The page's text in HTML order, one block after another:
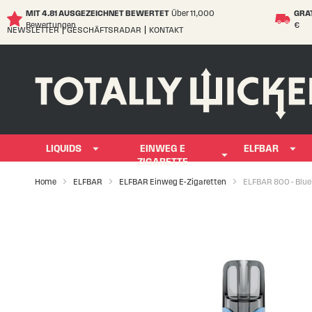
MIT 4.81 AUSGEZEICHNET BEWERTET Über 11,000
Bewertungen
€
Skip
NEWSLETTER GESCHÄFTSRADAR KONTAKT
LIQUIDS
EINWEG E
ZIGARETTE
ELFBAR
Home ELFBAR ELFBAR Einweg E-Zigaretten ELFBAR 800 -